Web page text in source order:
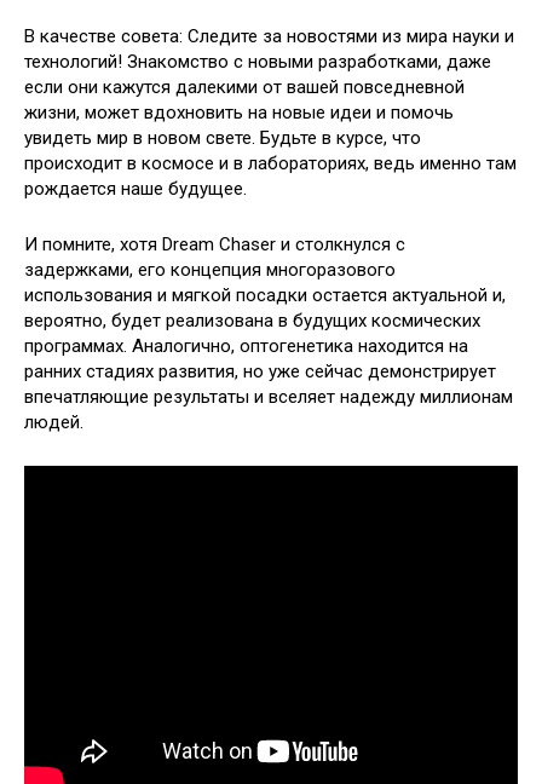
В качестве совета: Следите за новостями из мира науки и
технологий! Знакомство с новыми разработками, даже
если они кажутся далекими от вашей повседневной
жизни, может вдохновить на новые идеи и помочь
увидеть мир в новом свете. Будьте в курсе, что
происходит в космосе и в лабораториях, ведь именно там
рождается наше будущее.
И помните, хотя Dream Chaser и столкнулся с
задержками, его концепция многоразового
использования и мягкой посадки остается актуальной и,
вероятно, будет реализована в будущих космических
программах. Аналогично, оптогенетика находится на
ранних стадиях развития, но уже сейчас демонстрирует
впечатляющие результаты и вселяет надежду миллионам
людей.